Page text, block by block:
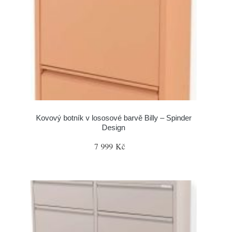
Kovový botník v lososové barvě Billy – Spinder
Design
7 999 Kč